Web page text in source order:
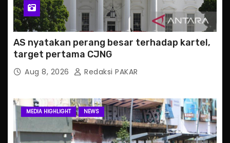
AS nyatakan perang besar terhadap kartel,
target pertama CJNG
Aug 8, 2026 Redaksi PAKAR
MEDIA HIGHLIGHT NEWS